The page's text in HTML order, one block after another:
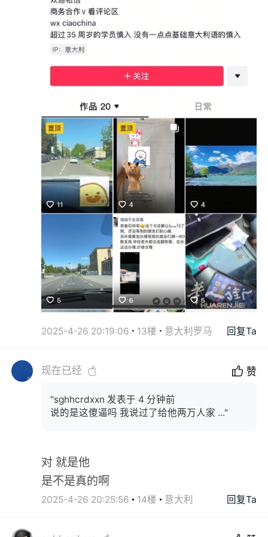
2025-4-26 20:19:06 13楼 意大利罗马 回复Ta
现在已经 赞
"sghhcrdxxn 发表于 4 分钟前
说的是这傻逼吗 我说过了给他两万人家 ..."
对 就是他
是不是真的啊
2025-4-26 20:25:56 14楼 意大利 回复Ta